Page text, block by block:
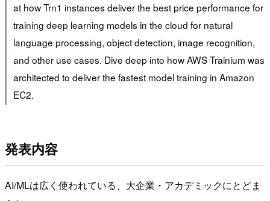
at how Trn1 instances deliver the best price performance for
training deep learning models in the cloud for natural
language processing, object detection, image recognition,
and other use cases. Dive deep into how AWS Trainium was
architected to deliver the fastest model training in Amazon
EC2.
発表内容
AI/MLは広く使われている、大企業・アカデミックにとどま